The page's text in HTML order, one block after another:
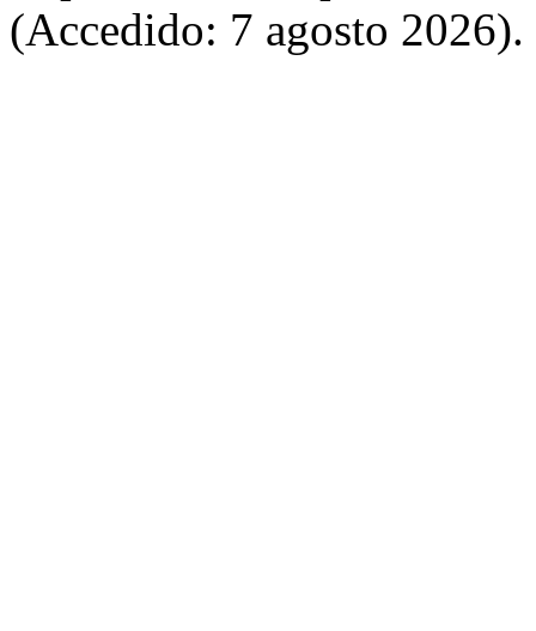
(Accedido: 7 agosto 2026).